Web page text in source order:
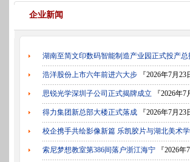
企业新闻
湖南至简文印数码智能制造产业园正式投产总
浩洋股份上市六年前进六大步 『2026年7月23
思锐光学深圳子公司正式揭牌成立 『2026年7
得力集团新总部大楼正式落成 『2026年7月23
校企携手共绘影像新篇 乐凯胶片与湖北美术
索尼梦想教室第386间落户浙江海宁 『2026年